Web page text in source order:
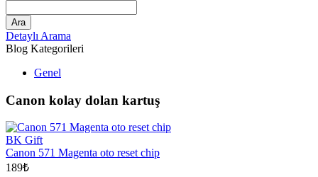
Ara
Detaylı Arama
Blog Kategorileri
Genel
Canon kolay dolan kartuş
BK Gift
Canon 571 Magenta oto reset chip
189₺